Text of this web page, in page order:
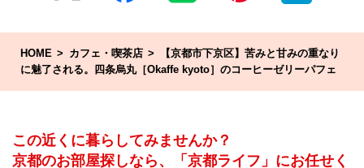
HOME カフェ・喫茶店
【京都市下京区】苦みと甘みの重なり
に魅了される。四条烏丸［Okaffe kyoto］のコーヒーゼリーパフェ
この近くに暮らしてみませんか？
京都のお部屋探しなら、「京都ライフ」にお任せく